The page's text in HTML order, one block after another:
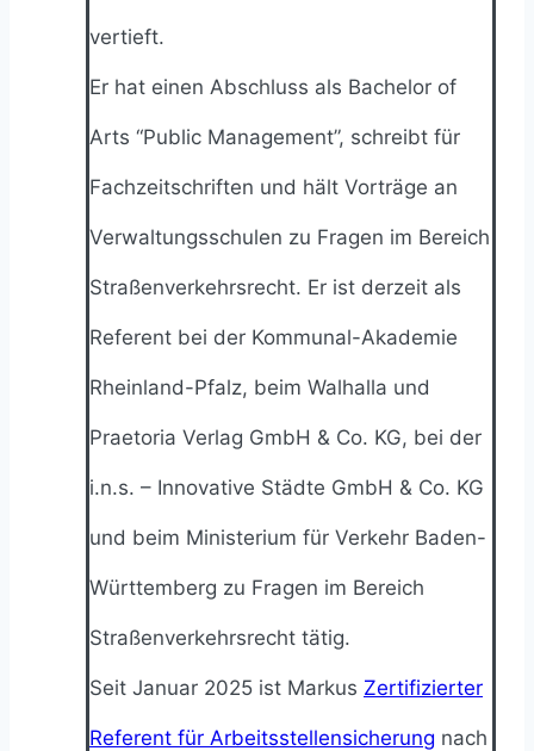
vertieft.
Er hat einen Abschluss als Bachelor of
Arts “Public Management”, schreibt für
Fachzeitschriften und hält Vorträge an
Verwaltungsschulen zu Fragen im Bereich
Straßenverkehrsrecht. Er ist derzeit als
Referent bei der Kommunal-Akademie
Rheinland-Pfalz, beim Walhalla und
Praetoria Verlag GmbH & Co. KG, bei der
i.n.s. – Innovative Städte GmbH & Co. KG
und beim Ministerium für Verkehr Baden-
Württemberg zu Fragen im Bereich
Straßenverkehrsrecht tätig.
Seit Januar 2025 ist Markus Zertifizierter
Referent für Arbeitsstellensicherung nach